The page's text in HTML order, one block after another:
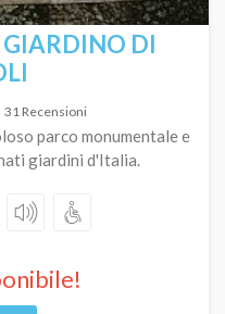
DI
31 Recensioni
parco monumentale e
giardini d'Italia.